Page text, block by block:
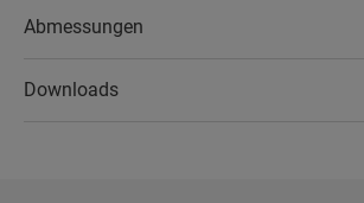
Abmessungen
Downloads